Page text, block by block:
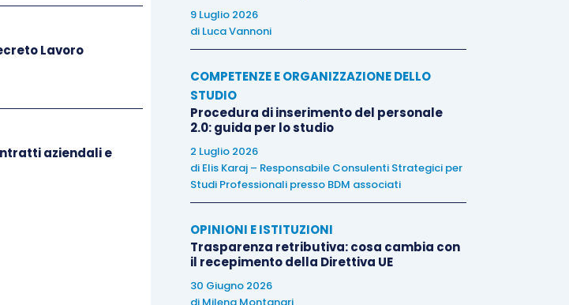
Lavoro
aziendali e
9 Luglio 2026
di Luca Vannoni
COMPETENZE E ORGANIZZAZIONE DELLO
STUDIO
Procedura di inserimento del personale
2.0: guida per lo studio
2 Luglio 2026
di Elis Karaj – Responsabile Consulenti Strategici per
Studi Professionali presso BDM associati
OPINIONI E ISTITUZIONI
Trasparenza retributiva: cosa cambia con
il recepimento della Direttiva UE
30 Giugno 2026